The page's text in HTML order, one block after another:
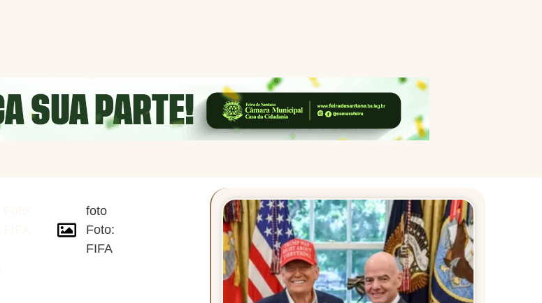
foto
Foto:
FIFA